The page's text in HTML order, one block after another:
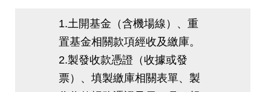
1.土開基金（含機場線）、重
置基金相關款項經收及繳庫。
2.製發收款憑證（收據或發
票）、填製繳庫相關表單、製